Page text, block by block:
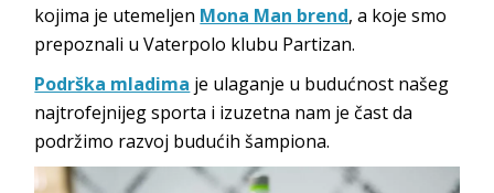
kojima je utemeljen Mona Man brend, a koje smo
prepoznali u Vaterpolo klubu Partizan.
Podrška mladima je ulaganje u budućnost našeg
najtrofejnijeg sporta i izuzetna nam je čast da
podržimo razvoj budućih šampiona.